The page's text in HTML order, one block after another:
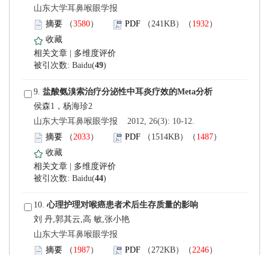
山东大学耳鼻喉眼学报
）
）
)
9.
山东大学耳鼻喉眼学报 2012, 26(3): 10-12.
）
）
)
10.
刘 丹,郭其云,高 敏,张小艳
山东大学耳鼻喉眼学报
）
）